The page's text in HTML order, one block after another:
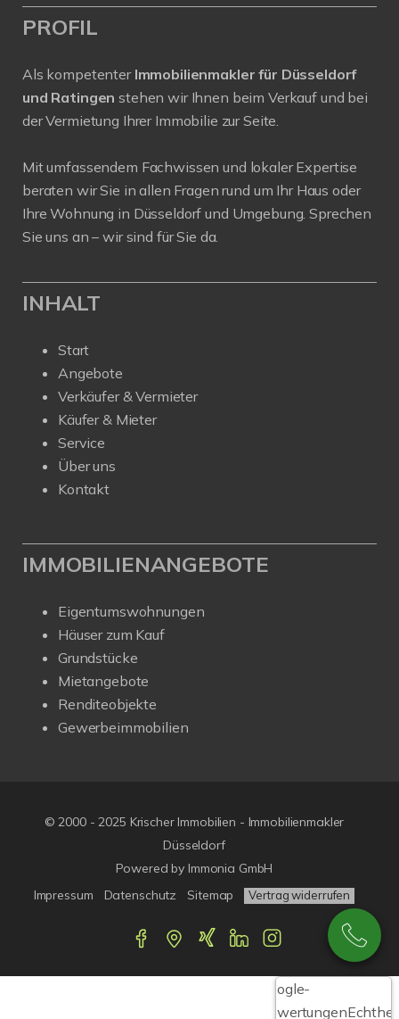
PROFIL
Als kompetenter Immobilienmakler für Düsseldorf
und Ratingen stehen wir Ihnen beim Verkauf und bei
der Vermietung Ihrer Immobilie zur Seite.
Mit umfassendem Fachwissen und lokaler Expertise
beraten wir Sie in allen Fragen rund um Ihr Haus oder
Ihre Wohnung in Düsseldorf und Umgebung. Sprechen
Sie uns an – wir sind für Sie da.
INHALT
Start
Angebote
Verkäufer & Vermieter
Käufer & Mieter
Service
Über uns
Kontakt
IMMOBILIENANGEBOTE
Eigentumswohnungen
Häuser zum Kauf
Grundstücke
Mietangebote
Renditeobjekte
Gewerbeimmobilien
© 2000 - 2025 Krischer Immobilien - Immobilienmakler
Düsseldorf
Powered by Immonia GmbH
Impressum
Datenschutz Sitemap Vertrag widerrufen
Google-
Bewertungen